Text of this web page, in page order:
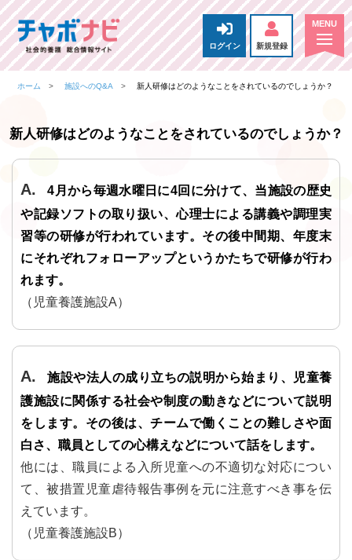
ログイン 新規登録
ホーム 施設へのQ&A 新人研修はどのようなことをされているのでしょうか？
新人研修はどのようなことをされているのでしょうか？
4月から毎週水曜日に4回に分けて、当施設の歴史
や記録ソフトの取り扱い、心理士による講義や調理実
習等の研修が行われています。その後中間期、年度末
にそれぞれフォローアップというかたちで研修が行わ
れます。
（児童養護施設A）
施設や法人の成り立ちの説明から始まり、児童養
護施設に関係する社会や制度の動きなどについて説明
をします。その後は、チームで働くことの難しさや面
白さ、職員としての心構えなどについて話をします。
他には、職員による入所児童への不適切な対応につい
て、被措置児童虐待報告事例を元に注意すべき事を伝
えています。
（児童養護施設B）